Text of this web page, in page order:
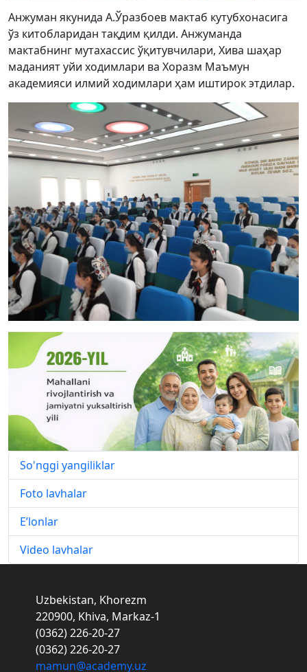
Анжуман якунида А.Ўразбоев мактаб кутубхонасига
ўз китобларидан тақдим қилди. Анжуманда
мактабнинг мутахассис ўқитувчилари, Хива шаҳар
маданият уйи ходимлари ва Хоразм Маъмун
академияси илмий ходимлари ҳам иштирок этдилар.
So'nggi yangiliklar
Foto lavhalar
E’lonlar
Video lavhalar
Uzbekistan, Khorezm
220900, Khiva, Markaz-1
(0362) 226-20-27
(0362) 226-20-27
mamun@academy.uz